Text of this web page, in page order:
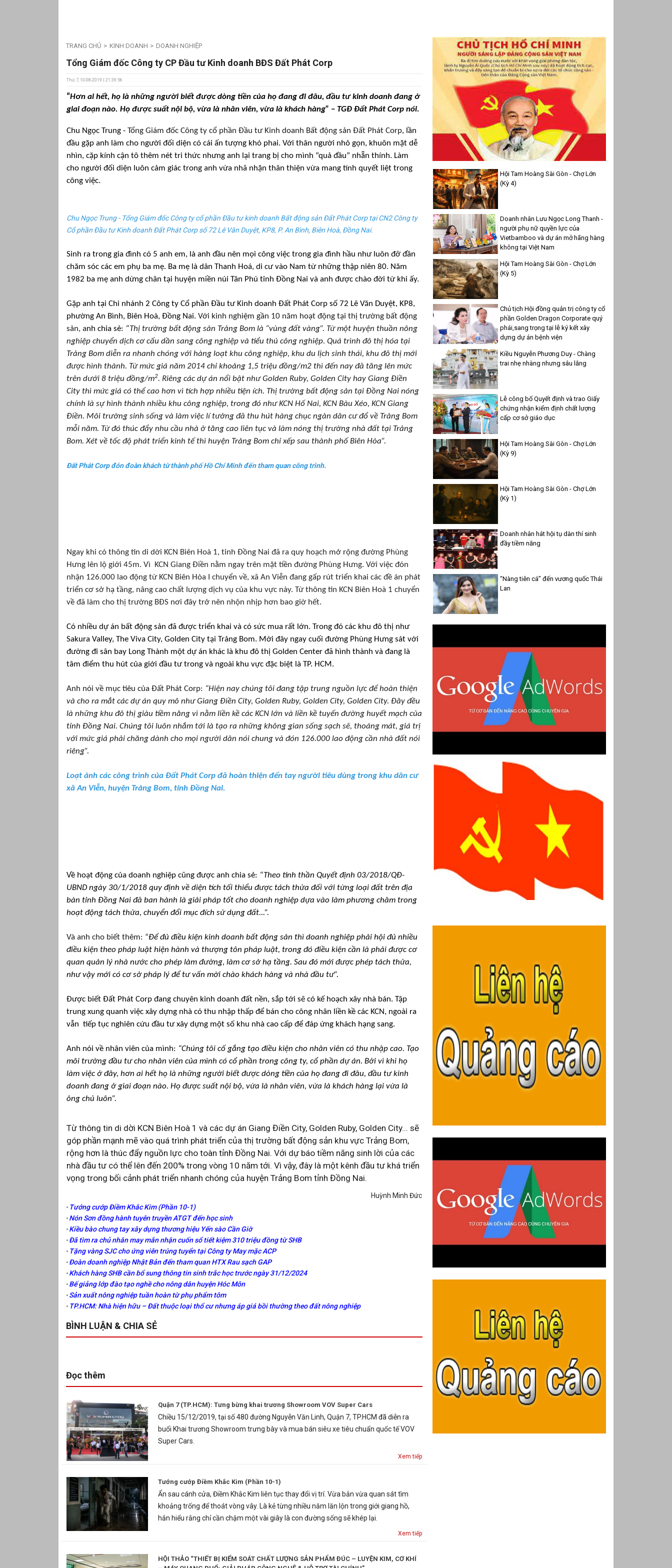
TRANG CHỦ KINH DOANH DOANH NGHIỆP
Tổng Giám đốc Công ty CP Đầu tư Kinh doanh BĐS Đất Phát Corp
Thứ 7, 10-08-2019 | 21:39:56
“Hơn ai hết, họ là những người biết được dòng tiền của họ đang đi đâu, đầu tư kinh doanh đang ở
giai đoạn nào. Họ được suất nội bộ, vừa là nhân viên, vừa là khách hàng” – TGĐ Đất Phát Corp nói.
Chu Ngọc Trung - Tổng Giám đốc Công ty cổ phần Đầu tư Kinh doanh Bất động sản Đất Phát Corp, lần
đầu gặp anh làm cho người đối diện có cái ấn tượng khó phai. Với thân người nhỏ gọn, khuôn mặt dễ
nhìn, cặp kính cận tô thêm nét tri thức nhưng anh lại trang bị cho mình “quả đầu” nhẵn thính. Làm
cho người đối diện luôn cảm giác trong anh vừa nhã nhặn thân thiện vừa mang tính quyết liệt trong
công việc.
Chu Ngọc Trung - Tổng Giám đốc Công ty cổ phần Đầu tư kinh doanh Bất động sản Đất Phát Corp tại CN2 Công ty
Cổ phần Đầu tư Kinh doanh Đất Phát Corp số 72 Lê Văn Duyệt, KP8, P. An Bình, Biên Hoà, Đồng Nai.
Sinh ra trong gia đình có 5 anh em, là anh đầu nên mọi công việc trong gia đình hầu như luôn đỡ đần
chăm sóc các em phụ ba mẹ. Ba mẹ là dân Thanh Hoá, di cư vào Nam từ những thập niên 80. Năm
1982 ba mẹ anh dừng chân tại huyện miền núi Tân Phú tỉnh Đồng Nai và anh được chào đời từ khi ấy.
Gặp anh tại Chi nhánh 2 Công ty Cổ phần Đầu tư Kinh doanh Đất Phát Corp số 72 Lê Văn Duyệt, KP8,
phường An Bình, Biên Hoà, Đồng Nai. Với kinh nghiệm gần 10 năm hoạt động tại thị trường bất động
sản, anh chia sẻ: “Thị trường bất động sản Trảng Bom là “vùng đất vàng”. Từ một huyện thuần nông
nghiệp chuyển dịch cơ cấu dần sang công nghiệp và tiểu thủ công nghiệp. Quá trình đô thị hóa tại
Trảng Bom diễn ra nhanh chóng với hàng loạt khu công nghiệp, khu du lịch sinh thái, khu đô thị mới
được hình thành. Từ mức giá năm 2014 chỉ khoảng 1,5 triệu đồng/m2 thì đến nay đã tăng lên mức
trên dưới 8 triệu đồng/m2. Riêng các dự án nổi bật như Golden Ruby, Golden City hay Giang Điền
City thì mức giá có thể cao hơn vì tích hợp nhiều tiện ích. Thị trường bất động sản tại Đồng Nai nóng
chính là sự hình thành nhiều khu công nghiệp, trong đó như KCN Hố Nai, KCN Bàu Xéo, KCN Giang
Điền. Môi trường sinh sống và làm việc lí tưởng đã thu hút hàng chục ngàn dân cư đổ về Trảng Bom
mỗi năm. Từ đó thúc đẩy nhu cầu nhà ở tăng cao liên tục và làm nóng thị trường nhà đất tại Trảng
Bom. Xét về tốc độ phát triển kinh tế thì huyện Trảng Bom chỉ xếp sau thành phố Biên Hòa”.
Đất Phát Corp đón đoàn khách từ thành phố Hồ Chí Minh đến tham quan công trình.
Ngay khi có thông tin di dời KCN Biên Hoà 1, tỉnh Đồng Nai đã ra quy hoạch mở rộng đường Phùng
Hưng lên lộ giới 45m. Vì KCN Giang Điền nằm ngay trên mặt tiền đường Phùng Hưng. Với việc đón
nhận 126.000 lao động từ KCN Biên Hòa I chuyển về, xã An Viễn đang gấp rút triển khai các đề án phát
triển cơ sở hạ tầng, nâng cao chất lượng dịch vụ của khu vực này. Từ thông tin KCN Biên Hoà 1 chuyển
về đã làm cho thị trường BĐS nơi đây trở nên nhộn nhịp hơn bao giờ hết.
Có nhiều dự án bất động sản đã được triển khai và có sức mua rất lớn. Trong đó các khu đô thị như
Sakura Valley, The Viva City, Golden City tại Trảng Bom. Mới đây ngay cuối đường Phùng Hưng sát với
đường đi sân bay Long Thành một dự án khác là khu đô thị Golden Center đã hình thành và đang là
tâm điểm thu hút của giới đầu tư trong và ngoài khu vực đặc biệt là TP. HCM.
Anh nói về mục tiêu của Đất Phát Corp: “Hiện nay chúng tôi đang tập trung nguồn lực để hoàn thiện
và cho ra mắt các dự án quy mô như Giang Điền City, Golden Ruby, Golden City, Golden City. Đây đều
là những khu đô thị giàu tiềm năng vì nằm liền kề các KCN lớn và liền kề tuyến đường huyết mạch của
tỉnh Đồng Nai. Chúng tôi luôn nhắm tới là tạo ra những không gian sống sạch sẽ, thoáng mát, giá trị
với mức giá phải chăng dành cho mọi người dân nói chung và đón 126.000 lao động cần nhà đất nói
riêng”.
Loạt ảnh các công trình của Đất Phát Corp đã hoàn thiện đến tay người tiêu dùng trong khu dân cư
xã An Viễn, huyện Trảng Bom, tỉnh Đồng Nai.
Về hoạt động của doanh nghiệp cũng được anh chia sẻ: “Theo tinh thần Quyết định 03/2018/QĐ-
UBND ngày 30/1/2018 quy định về diện tích tối thiểu được tách thửa đối với từng loại đất trên địa
bàn tỉnh Đồng Nai đã ban hành là giải pháp tốt cho doanh nghiệp dựa vào làm phương châm trong
hoạt động tách thửa, chuyển đổi mục đích sử dụng đất...”.
Và anh cho biết thêm: “Để đủ điều kiện kinh doanh bất động sản thì doanh nghiệp phải hội đủ nhiều
điều kiện theo pháp luật hiện hành và thượng tôn pháp luật, trong đó điều kiện cần là phải được cơ
quan quản lý nhà nước cho phép làm đường, làm cơ sở hạ tầng. Sau đó mới được phép tách thửa,
như vậy mới có cơ sở pháp lý để tư vấn mời chào khách hàng và nhà đầu tư”.
Được biết Đất Phát Corp đang chuyên kinh doanh đất nền, sắp tới sẽ có kế hoạch xây nhà bán. Tập
trung xung quanh việc xây dựng nhà có thu nhập thấp để bán cho công nhân liền kề các KCN, ngoài ra
vẫn tiếp tục nghiên cứu đầu tư xây dựng một số khu nhà cao cấp để đáp ứng khách hạng sang.
Anh nói về nhân viên của mình: “Chúng tôi cố gắng tạo điều kiện cho nhân viên có thu nhập cao. Tạo
môi trường đầu tư cho nhân viên của mình có cổ phần trong công ty, cổ phần dự án. Bởi vì khi họ
làm việc ở đây, hơn ai hết họ là những người biết được dòng tiền của họ đang đi đâu, đầu tư kinh
doanh đang ở giai đoạn nào. Họ được suất nội bộ, vừa là nhân viên, vừa là khách hàng lại vừa là
ông chủ luôn”.
Từ thông tin di dời KCN Biên Hoà 1 và các dự án Giang Điền City, Golden Ruby, Golden City... sẽ
góp phần mạnh mẽ vào quá trình phát triển của thị trường bất động sản khu vực Trảng Bom,
rộng hơn là thúc đẩy nguồn lực cho toàn tỉnh Đồng Nai. Với dự báo tiềm năng sinh lời của các
nhà đầu tư có thể lên đến 200% trong vòng 10 năm tới. Vì vậy, đây là một kênh đầu tư khá triển
vọng trong bối cảnh phát triển nhanh chóng của huyện Trảng Bom tỉnh Đồng Nai.
Huỳnh Minh Đức
Tướng cướp Điềm Khắc Kim (Phần 10-1)
Nón Sơn đồng hành tuyên truyền ATGT đến học sinh
Kiều bào chung tay xây dựng thương hiệu Yến sào Cần Giờ
Đã tìm ra chủ nhân may mắn nhận cuốn sổ tiết kiệm 310 triệu đồng từ SHB
Tặng vàng SJC cho ứng viên trúng tuyển tại Công ty May mặc ACP
Đoàn doanh nghiệp Nhật Bản đến tham quan HTX Rau sạch GAP
Khách hàng SHB cần bổ sung thông tin sinh trắc học trước ngày 31/12/2024
Bế giảng lớp đào tạo nghề cho nông dân huyện Hóc Môn
Sản xuất nông nghiệp tuần hoàn từ phụ phẩm tôm
TP.HCM: Nhà hiện hữu – Đất thuộc loại thổ cư nhưng áp giá bồi thường theo đất nông nghiệp
BÌNH LUẬN & CHIA SẺ
Đọc thêm
Quận 7 (TP.HCM): Tưng bừng khai trương Showroom VOV Super Cars
Chiều 15/12/2019, tại số 480 đường Nguyễn Văn Linh, Quận 7, TP.HCM đã diễn ra
buổi Khai trương Showroom trưng bày và mua bán siêu xe tiêu chuẩn quốc tế VOV
Super Cars.
Xem tiếp
Tướng cướp Điềm Khắc Kim (Phần 10-1)
Ẩn sau cánh cửa, Điềm Khắc Kim liên tục thay đổi vị trí. Vừa bắn vừa quan sát tìm
khoảng trống để thoát vòng vây. Là kẻ từng nhiều năm lăn lộn trong giới giang hồ,
hắn hiểu rằng chỉ cần chậm một vài giây là con đường sống sẽ khép lại.
Xem tiếp
HỘI THẢO “THIẾT BỊ KIỂM SOÁT CHẤT LƯỢNG SẢN PHẨM ĐÚC – LUYỆN KIM, CƠ KHÍ
Hội Tam Hoàng Sài Gòn - Chợ Lớn
(Kỳ 4)
Doanh nhân Lưu Ngọc Long Thanh -
người phụ nữ quyền lực của
Vietbamboo và dự án mở hãng hàng
không tại Việt Nam
Hội Tam Hoàng Sài Gòn - Chợ Lớn
(Kỳ 5)
Chủ tịch Hội đồng quản trị công ty cổ
phần Golden Dragon Corporate quý
phái,sang trọng tại lễ ký kết xây
dựng dự án bệnh viện
Kiều Nguyễn Phương Duy - Chàng
trai nhẹ nhàng nhưng sâu lắng
Lễ công bố Quyết định và trao Giấy
chứng nhận kiểm định chất lượng
cấp cơ sở giáo dục
Hội Tam Hoàng Sài Gòn - Chợ Lớn
(Kỳ 9)
Hội Tam Hoàng Sài Gòn - Chợ Lớn
(Kỳ 1)
Doanh nhân hát hội tụ dàn thí sinh
đầy tiềm năng
“Nàng tiên cá” đến vương quốc Thái
Lan